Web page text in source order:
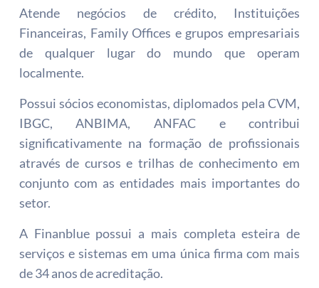
Atende negócios de crédito, Instituições
Financeiras, Family Offices e grupos empresariais
de qualquer lugar do mundo que operam
localmente.
Possui sócios economistas, diplomados pela CVM,
IBGC, ANBIMA, ANFAC e contribui
significativamente na formação de profissionais
através de cursos e trilhas de conhecimento em
conjunto com as entidades mais importantes do
setor.
A Finanblue possui a mais completa esteira de
serviços e sistemas em uma única firma com mais
de 34 anos de acreditação.